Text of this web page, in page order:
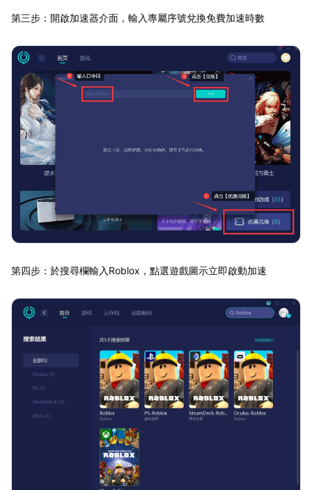
第三步：開啟加速器介面，輸入專屬序號兌換免費加速時數
第四步：於搜尋欄輸入Roblox，點選遊戲圖示立即啟動加速